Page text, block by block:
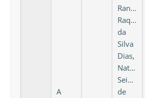
A
Raneide
Raquel
da
Silva
Dias,
Natalia
Seixas
de